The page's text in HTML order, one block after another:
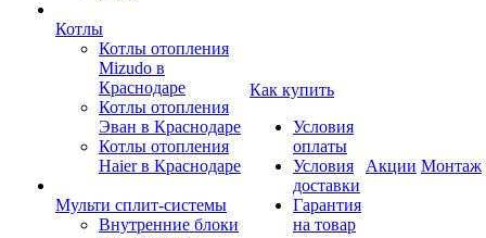
Котлы
Котлы отопления
Mizudo в
Краснодаре
Котлы отопления
Эван в Краснодаре
Котлы отопления
Haier в Краснодаре
Мульти сплит-системы
Внутренние блоки
Как купить
Условия
оплаты
Условия
доставки
Гарантия
на товар
Акции Монтаж